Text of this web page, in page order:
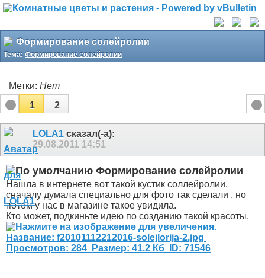
Формирование солейролии
Тема: Формирование солейролии
Метки: Нет
1
2
LOLA1 сказал(-а):
29.08.2011 14:51
Формирование солейролии
Нашла в интернете вот такой кустик соллейролии,
сначалу думала специально для фото так сделали , но
потом у нас в магазине такое увидила.
Кто может, подкиньте идею по созданию такой красоты.